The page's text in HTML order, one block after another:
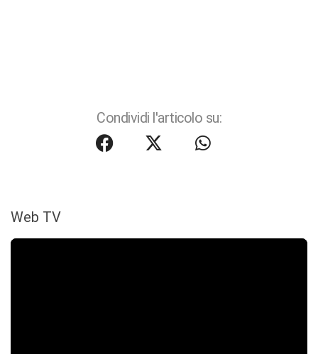
Condividi l'articolo su:
Web TV